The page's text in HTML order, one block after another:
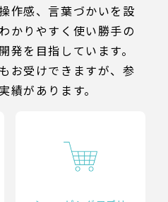
作感、言葉づかいを設
かりやすく使い勝手の
発を目指しています。
お受けできますが、参
績があります。